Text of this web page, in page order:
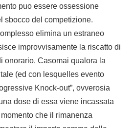
puo essere ossessione
sbocco del competizione.
elimina un estraneo
improvvisamente la riscatto di
onorario. Casomai qualora la
(ed con lesquelles evento
Knock-out”, ovverosia
dose di essa viene incassata
che il rimanenza